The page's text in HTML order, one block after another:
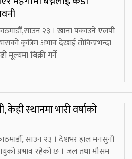
२३ । खाना पकाउने एलपी
कृत्रिम अभाव देखाई तोकिएभन्दा
मूल्यमा बिक्री गर्ने
स्थानमा भारी वर्षाको
साउन २३ । देशभर हाल मनसुनी
प्रभाव रहेको छ । जल तथा मौसम